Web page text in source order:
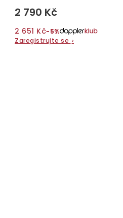
2 790 Kč
2 651 Kč−5%
Zaregistrujte se ›